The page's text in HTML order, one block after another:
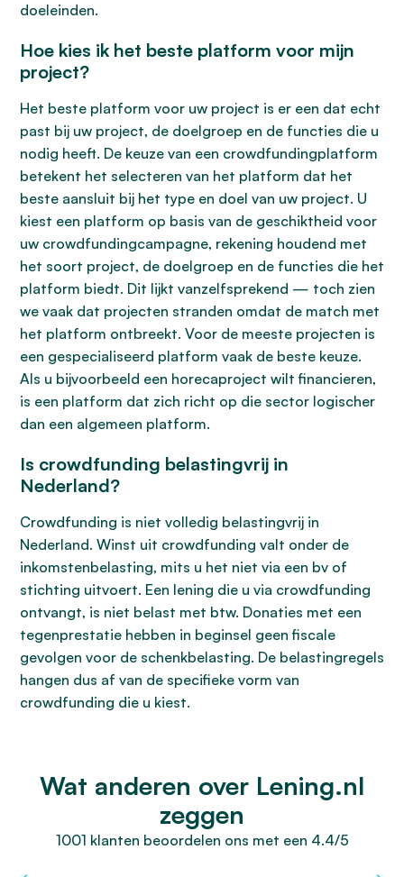
doeleinden.
Hoe kies ik het beste platform voor mijn
project?
Het beste platform voor uw project is er een dat echt
past bij uw project, de doelgroep en de functies die u
nodig heeft. De keuze van een crowdfundingplatform
betekent het selecteren van het platform dat het
beste aansluit bij het type en doel van uw project. U
kiest een platform op basis van de geschiktheid voor
uw crowdfundingcampagne, rekening houdend met
het soort project, de doelgroep en de functies die het
platform biedt. Dit lijkt vanzelfsprekend — toch zien
we vaak dat projecten stranden omdat de match met
het platform ontbreekt. Voor de meeste projecten is
een gespecialiseerd platform vaak de beste keuze.
Als u bijvoorbeeld een horecaproject wilt financieren,
is een platform dat zich richt op die sector logischer
dan een algemeen platform.
Is crowdfunding belastingvrij in
Nederland?
Crowdfunding is niet volledig belastingvrij in
Nederland. Winst uit crowdfunding valt onder de
inkomstenbelasting, mits u het niet via een bv of
stichting uitvoert. Een lening die u via crowdfunding
ontvangt, is niet belast met btw. Donaties met een
tegenprestatie hebben in beginsel geen fiscale
gevolgen voor de schenkbelasting. De belastingregels
hangen dus af van de specifieke vorm van
crowdfunding die u kiest.
Wat anderen over Lening.nl
zeggen
1001 klanten beoordelen ons met een 4.4/5